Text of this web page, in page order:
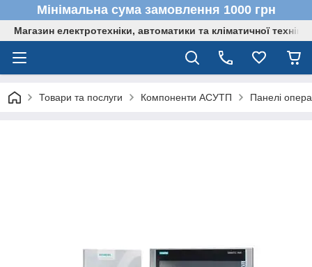
Мінімальна сума замовлення 1000 грн
Магазин електротехніки, автоматики та кліматичної техніки
Товари та послуги Компоненти АСУТП Панелі